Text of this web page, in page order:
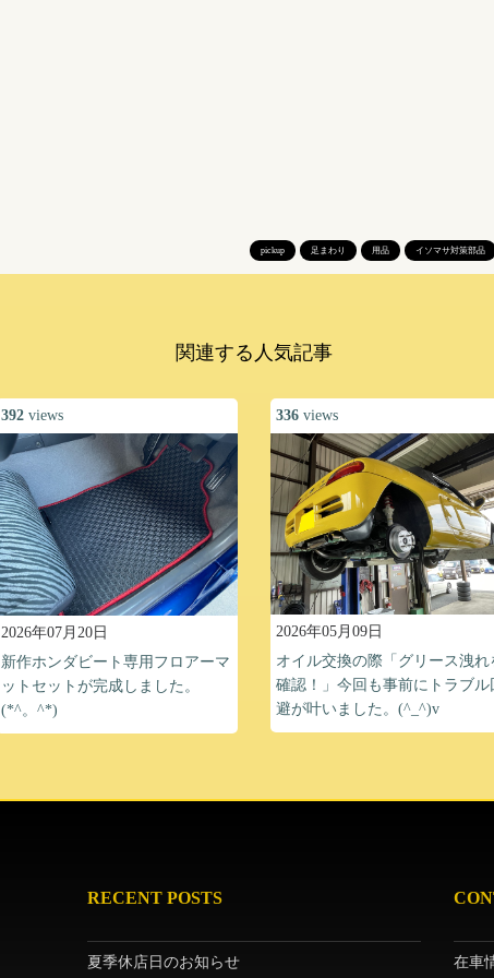
pickup 足まわり 用品 イソマサ対策部品
関連する人気記事
392 views
2026年07月20日
新作ホンダビート専用フロアーマ
ットセットが完成しました。
(*^。^*)
336 views
2026年05月09日
オイル交換の際「グリース洩れ
確認！」今回も事前にトラブル
避が叶いました。(^_^)v
RECENT POSTS
夏季休店日のお知らせ 在車